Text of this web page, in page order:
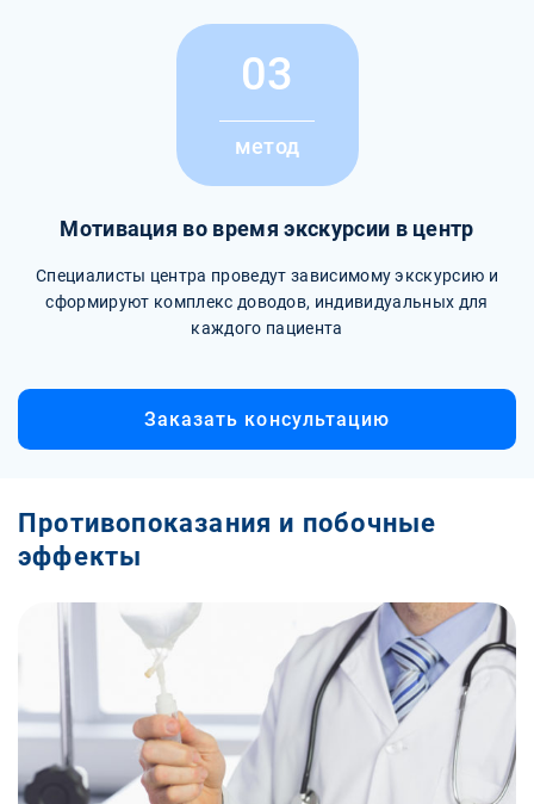
03
метод
Мотивация во время экскурсии в центр
Специалисты центра проведут зависимому экскурсию и
сформируют комплекс доводов, индивидуальных для
каждого пациента
Заказать консультацию
Противопоказания и побочные
эффекты